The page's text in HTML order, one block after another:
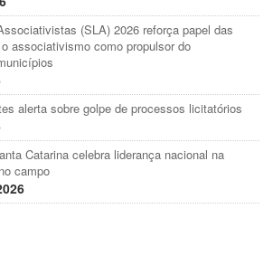
(SLA) 2026 reforça papel das
associativismo como propulsor do
alerta sobre golpe de processos licitatórios
Catarina celebra liderança nacional na
campo